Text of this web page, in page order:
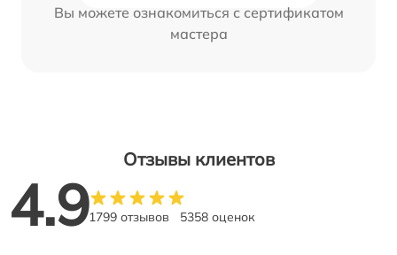
Вы можете ознакомиться с сертификатом
мастера
Отзывы клиентов
4.91799 отзывов 5358 оценок